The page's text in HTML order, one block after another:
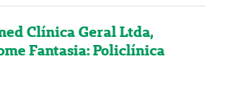
Clínica Geral Ltda,
Fantasia: Policlínica